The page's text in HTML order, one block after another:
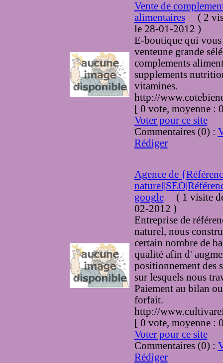
Vente de
alimentaires(2
le 28-01-2012 )
E-boutique qui vous
venteune grande
complements
supplements
vitamines.
http://
[ 0 vote, moyenne
Voter pour ce site
Commentaires (0) :
Rédiger
Agence de
google(1 visite
02-2012 )
Entreprise de
naturel, nous
certain nombre de
qualité afin d'
positionnement des
sur lesquels nous
Paiement au bilan
forfait.
http://
[ 0 vote, moyenne
Voter pour ce site
Commentaires (0) :
Rédiger